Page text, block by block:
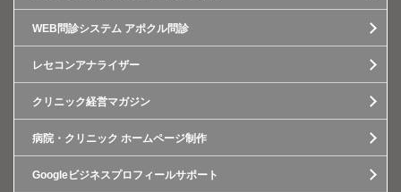
WEB問診システム アポクル問診
レセコンアナライザー
クリニック経営マガジン
病院・クリニック ホームページ制作
Googleビジネスプロフィールサポート